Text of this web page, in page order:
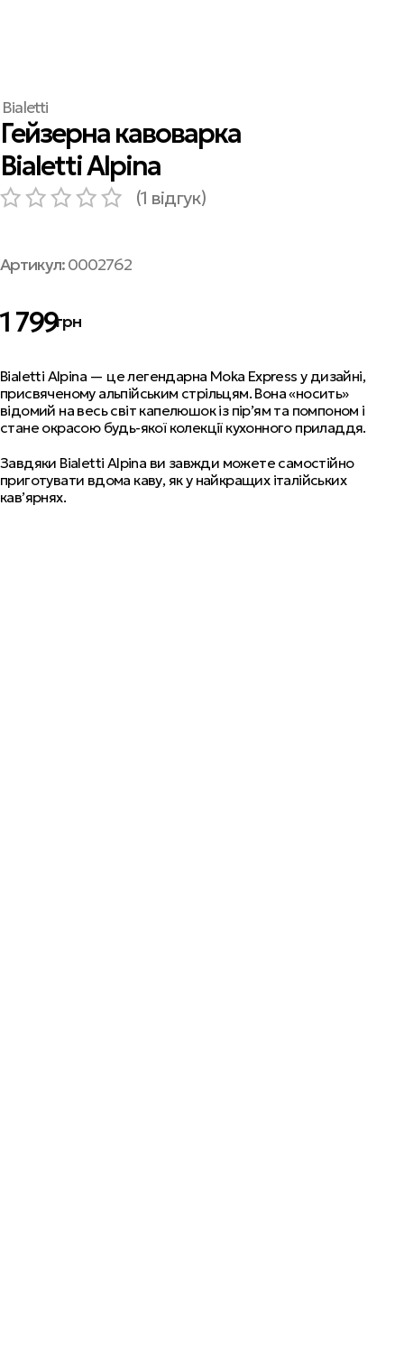
Bialetti
Гейзерна кавоварка
Bialetti Alpina
(1 відгук)
Артикул:0002762
1 799грн
Bialetti Alpina — це легендарна Moka Express у дизайні,
присвяченому альпійським стрільцям. Вона «носить»
відомий на весь світ капелюшок із пір’ям та помпоном і
стане окрасою будь-якої колекції кухонного приладдя.
Завдяки Bialetti Alpina ви завжди можете самостійно
приготувати вдома каву, як у найкращих італійських
кав’ярнях.